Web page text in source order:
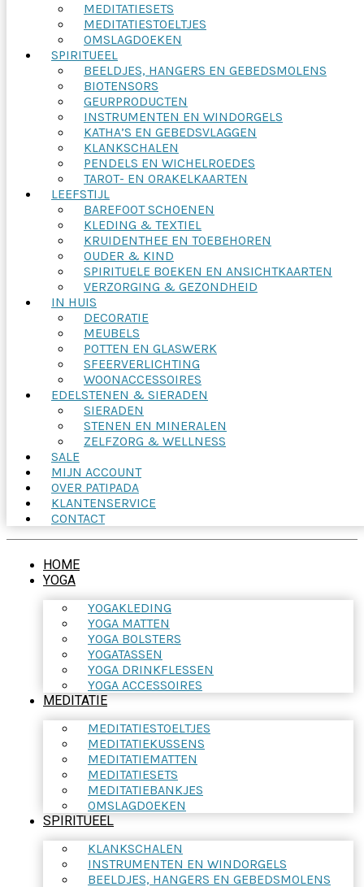
MEDITATIESETS
MEDITATIESTOELTJES
OMSLAGDOEKEN
SPIRITUEEL
BEELDJES, HANGERS EN GEBEDSMOLENS
BIOTENSORS
GEURPRODUCTEN
INSTRUMENTEN EN WINDORGELS
KATHA’S EN GEBEDSVLAGGEN
KLANKSCHALEN
PENDELS EN WICHELROEDES
TAROT- EN ORAKELKAARTEN
LEEFSTIJL
BAREFOOT SCHOENEN
KLEDING & TEXTIEL
KRUIDENTHEE EN TOEBEHOREN
OUDER & KIND
SPIRITUELE BOEKEN EN ANSICHTKAARTEN
VERZORGING & GEZONDHEID
IN HUIS
DECORATIE
MEUBELS
POTTEN EN GLASWERK
SFEERVERLICHTING
WOONACCESSOIRES
EDELSTENEN & SIERADEN
SIERADEN
STENEN EN MINERALEN
ZELFZORG & WELLNESS
SALE
MIJN ACCOUNT
OVER PATIPADA
KLANTENSERVICE
CONTACT
HOME
YOGA
YOGAKLEDING
YOGA MATTEN
YOGA BOLSTERS
YOGATASSEN
YOGA DRINKFLESSEN
YOGA ACCESSOIRES
MEDITATIE
MEDITATIESTOELTJES
MEDITATIEKUSSENS
MEDITATIEMATTEN
MEDITATIESETS
MEDITATIEBANKJES
OMSLAGDOEKEN
SPIRITUEEL
KLANKSCHALEN
INSTRUMENTEN EN WINDORGELS
BEELDJES, HANGERS EN GEBEDSMOLENS